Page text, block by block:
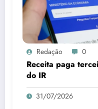
Redação 0
Receita paga
do IR
31/07/2026